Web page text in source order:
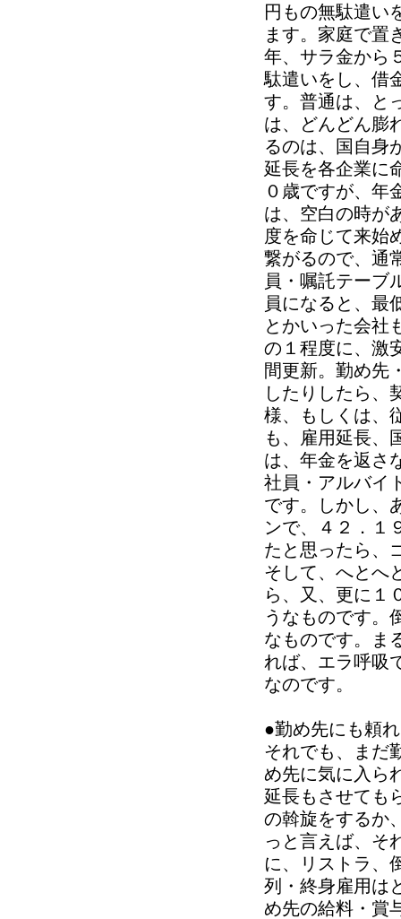
円もの無駄遣い
ます。家庭で置
年、サラ金から
駄遣いをし、借
す。普通は、と
は、どんどん膨
るのは、国自身
延長を各企業に
０歳ですが、年
は、空白の時が
度を命じて来始
繋がるので、通
員・嘱託テーブ
員になると、最
とかいった会社
の１程度に、激
間更新。勤め先
したりしたら、
様、もしくは、
も、雇用延長、
は、年金を返さ
社員・アルバイ
です。しかし、
ンで、４２．１
たと思ったら、
そして、へとへ
ら、又、更に１
うなものです。
なものです。ま
れば、エラ呼吸
なのです。
●勤め先にも頼
それでも、まだ
め先に気に入ら
延長もさせても
の斡旋をするか
っと言えば、そ
に、リストラ、
列・終身雇用は
め先の給料・賞